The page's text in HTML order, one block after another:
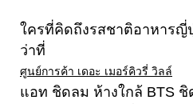
ใครที่คิดถึงรสชาติอาหารญี่
ว่าที่
ศูนย์การค้า เดอะ เมอร์คิวรี่ วิลล์
แอท ชิดลม ห้างใกล้ BTS ชิ